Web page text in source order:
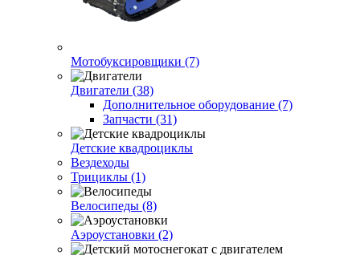
Мотобуксировщики (7)
Двигатели (38)
Дополнительное оборудование (7)
Запчасти (31)
Детские квадроциклы
Вездеходы
Трициклы (1)
Велосипеды (8)
Аэроустановки (2)